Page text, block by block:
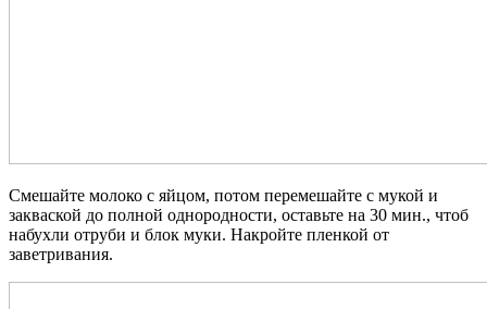
Смешайте молоко с яйцом, потом перемешайте с мукой и
закваской до полной однородности, оставьте на 30 мин., чтоб
набухли отруби и блок муки. Накройте пленкой от
заветривания.